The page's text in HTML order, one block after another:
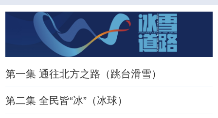
第一集 通往北方之路（跳台滑雪）
第二集 全民皆“冰”（冰球）